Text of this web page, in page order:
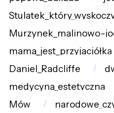
Murzynek_malinowo-
mama_jest_przyjaciółką
Daniel_Radcliffe
medycyna_estetyczna
Mów